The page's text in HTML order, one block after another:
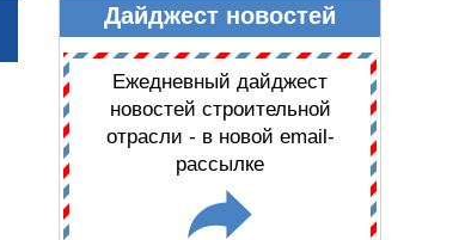
ДАЙДЖЕСТ НОВОСТЕЙДайджест новостей
Ежедневный дайджест
новостей строительной
отрасли - в новой email-
рассылке